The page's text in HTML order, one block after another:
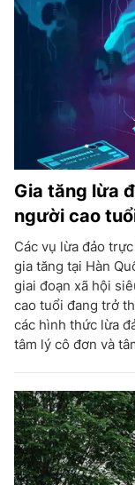
Gia tăng lừa
người cao
Các vụ lừa đảo
gia tăng tại Hàn
giai đoạn xã hội
cao tuổi đang trở
các hình thức lừa
tâm lý cô đơn và